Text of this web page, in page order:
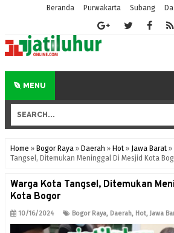
Beranda Purwakarta Subang
MENU
Home » Bogor Raya » Daerah » Hot » Jawa Barat »
Tangsel, Ditemukan Meninggal Di Mesjid Kota
Warga Kota Tangsel, Ditemukan
Kota Bogor
10/16/2024 Bogor Raya, Daerah, Hot, Jawa